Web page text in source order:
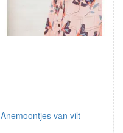
Anemoontjes van vilt